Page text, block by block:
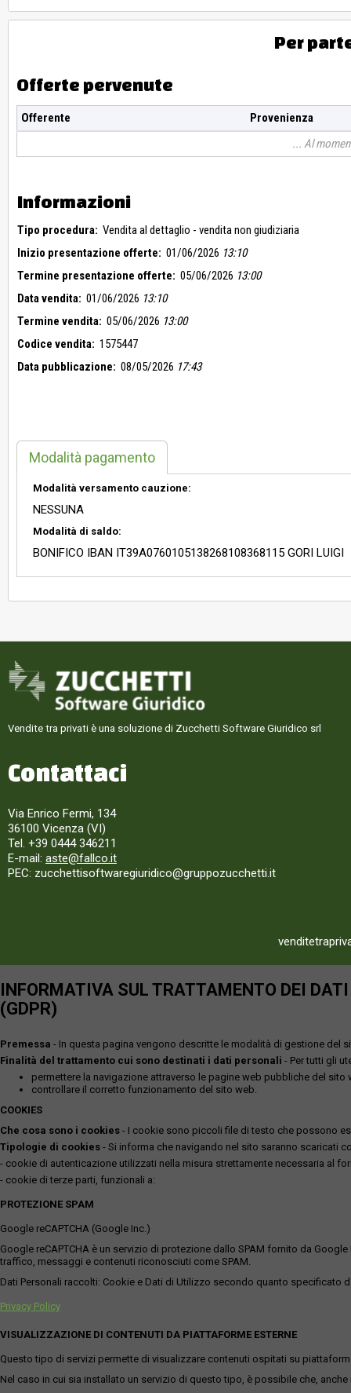
Per
Offerte pervenute
Offerente
Provenienza
Al
Informazioni
Tipo procedura: Vendita al dettaglio - vendita non giudiziaria
Inizio presentazione offerte: 01/06/2026 13:10
Termine presentazione offerte: 05/06/2026 13:00
Data vendita: 01/06/2026 13:10
Termine vendita: 05/06/2026 13:00
Codice vendita: 1575447
Data pubblicazione: 08/05/2026 17:43
Modalità pagamento
Modalità versamento cauzione:
NESSUNA
Modalità di saldo:
BONIFICO IBAN IT39A0760105138268108368115 GORI LUIGI
Vendite tra privati è una soluzione di Zucchetti Software Giuridico srl
Contattaci
Via Enrico Fermi, 134
36100 Vicenza (VI)
Tel. +39 0444 346211
E-mail: aste@fallco.it
PEC: zucchettisoftwaregiuridico@gruppozucchetti.it
INFORMATIVA SUL TRATTAMENTO DEI
(GDPR)
Premessa - In questa pagina vengono descritte le modalità di gestione del
Finalità del trattamento cui sono destinati i dati personali - Per tutti gli
permettere la navigazione attraverso le pagine web pubbliche del sito
controllare il corretto funzionamento del sito web.
COOKIES
Che cosa sono i cookies - I cookie sono piccoli file di testo che possono
Tipologie di cookies - Si informa che navigando nel sito saranno scaricati
- cookie di autenticazione utilizzati nella misura strettamente necessaria al
- cookie di terze parti, funzionali a:
PROTEZIONE SPAM
Google reCAPTCHA (Google Inc.)
Google reCAPTCHA è un servizio di protezione dallo SPAM fornito da
traffico, messaggi e contenuti riconosciuti come SPAM.
Dati Personali raccolti: Cookie e Dati di Utilizzo secondo quanto specificato
Privacy Policy
VISUALIZZAZIONE DI CONTENUTI DA PIATTAFORME ESTERNE
Questo tipo di servizi permette di visualizzare contenuti ospitati su
Nel caso in cui sia installato un servizio di questo tipo, è possibile che,